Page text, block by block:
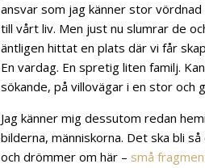
ansvar som jag känner stor
till vårt liv. Men just nu slumrar de
äntligen hittat en plats där vi får
En vardag. En spretig liten familj.
sökande, på villovägar i en stor och
Jag känner mig dessutom redan
bilderna, människorna. Det ska bli
och drömmer om här – små